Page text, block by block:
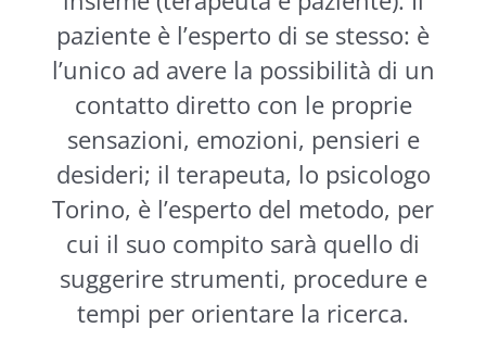
paziente è l’esperto di se stesso: è
l’unico ad avere la possibilità di un
contatto diretto con le proprie
sensazioni, emozioni, pensieri e
desideri; il terapeuta, lo psicologo
Torino, è l’esperto del metodo, per
cui il suo compito sarà quello di
suggerire strumenti, procedure e
tempi per orientare la ricerca.